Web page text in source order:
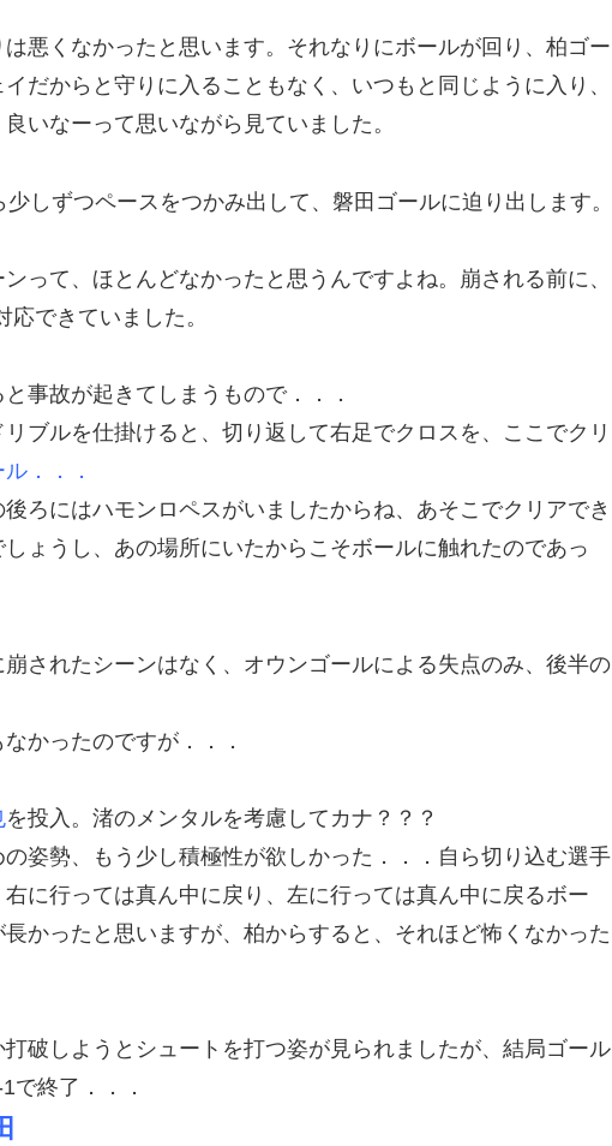
悪くなかったと思います。それなりにボールが回り、柏ゴー
だからと守りに入ることもなく、いつもと同じように入り、
いなーって思いながら見ていました。
しずつペースをつかみ出して、磐田ゴールに迫り出します。
って、ほとんどなかったと思うんですよね。崩される前に、
できていました。
事故が起きてしまうもので．．．
ブルを仕掛けると、切り返して右足でクロスを、ここでクリ
．．．
ろにはハモンロペスがいましたからね、あそこでクリアでき
ょうし、あの場所にいたからこそボールに触れたのであっ
されたシーンはなく、オウンゴールによる失点のみ、後半の
かったのですが．．．
を投入。渚のメンタルを考慮してカナ？？？
姿勢、もう少し積極性が欲しかった．．．自ら切り込む選手
に行っては真ん中に戻り、左に行っては真ん中に戻るボー
かったと思いますが、柏からすると、それほど怖くなかった
破しようとシュートを打つ姿が見られましたが、結局ゴール
で終了．．．